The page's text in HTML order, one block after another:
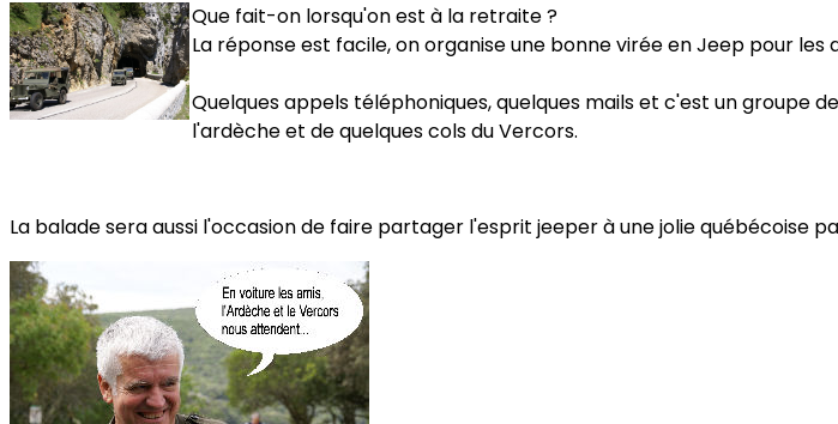
Que fait-on lorsqu'on est à la retraite ?
La réponse est facile, on organise une bonne virée en Jeep pour les
Quelques appels téléphoniques, quelques mails et c'est un groupe
l'ardèche et de quelques cols du Vercors.
La balade sera aussi l'occasion de faire partager l'esprit jeeper à une jolie québécoise